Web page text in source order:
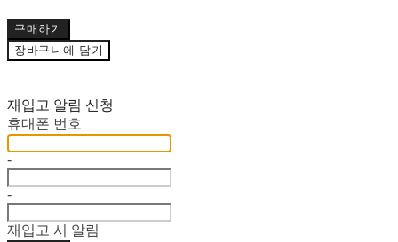
구매하기
장바구니에 담기
재입고 알림 신청
휴대폰 번호
-
-
재입고 시 알림